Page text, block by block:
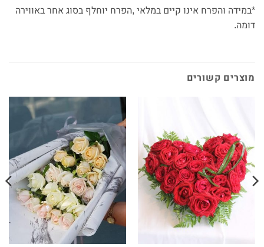
*במידה והפרח אינו קיים במלאי ,הפרח יוחלף בסוג אחר באווירה
דומה.
מוצרים קשורים